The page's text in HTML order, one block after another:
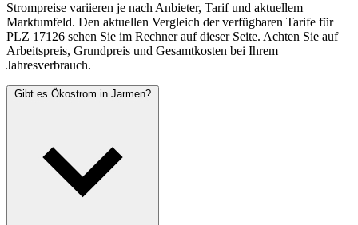
Strompreise variieren je nach Anbieter, Tarif und aktuellem
Marktumfeld. Den aktuellen Vergleich der verfügbaren Tarife für
PLZ 17126 sehen Sie im Rechner auf dieser Seite. Achten Sie auf
Arbeitspreis, Grundpreis und Gesamtkosten bei Ihrem
Jahresverbrauch.
Gibt es Ökostrom in Jarmen?